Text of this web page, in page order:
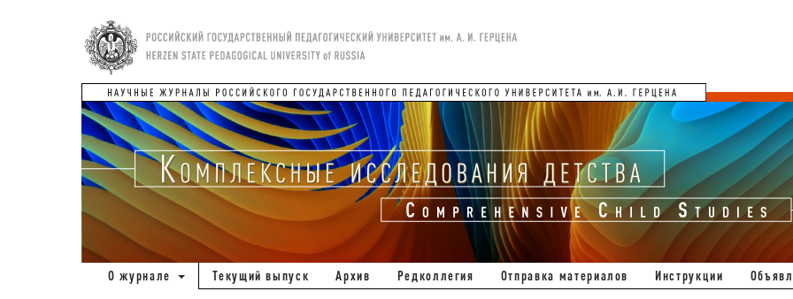
О журнале Текущий выпуск Архив Редколлегия Отправка материалов Инструкции